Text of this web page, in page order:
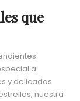
que
a
y delicadas
nuestra